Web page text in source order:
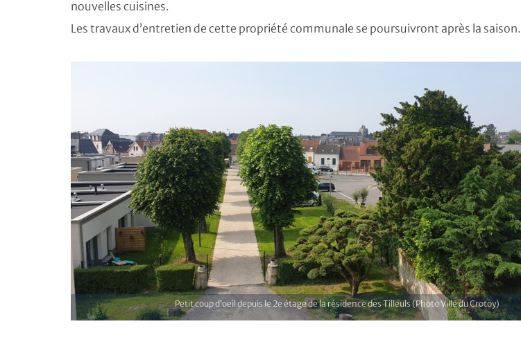
nouvelles cuisines.
Les travaux d’entretien de cette propriété communale se poursuivront après la saison.
Petit coup d’oeil depuis le 2e étage de la résidence des Tilleuls (Photo Ville du Crotoy)